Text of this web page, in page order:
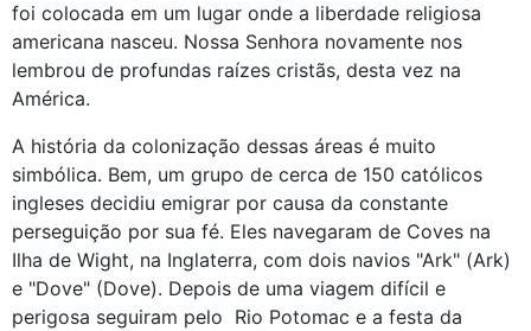
foi colocada em um lugar onde a liberdade religiosa
americana nasceu. Nossa Senhora novamente nos
lembrou de profundas raízes cristãs, desta vez na
América.
A história da colonização dessas áreas é muito
simbólica. Bem, um grupo de cerca de 150 católicos
ingleses decidiu emigrar por causa da constante
perseguição por sua fé. Eles navegaram de Coves na
Ilha de Wight, na Inglaterra, com dois navios "Ark" (Ark)
e "Dove" (Dove). Depois de uma viagem difícil e
perigosa seguiram pelo Rio Potomac e a festa da